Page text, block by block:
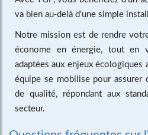
va bien au-delà d'une simple
Notre mission est de rendre
économe en énergie, tout en
adaptées aux enjeux écologiques
équipe se mobilise pour assurer
de qualité, répondant aux
secteur.